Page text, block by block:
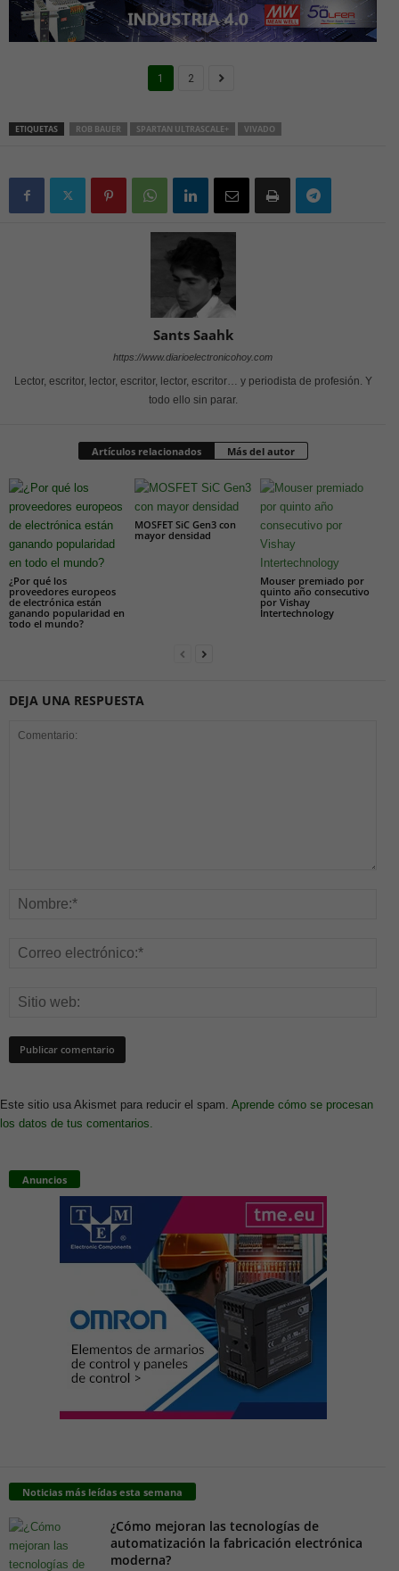
1 2
ETIQUETAS ROB BAUER SPARTAN ULTRASCALE+ VIVADO
Sants Saahk
https://www.diarioelectronicohoy.com
Lector, escritor, lector, escritor, lector, escritor… y periodista de profesión. Y
todo ello sin parar.
Artículos relacionados Más del autor
¿Por qué los
proveedores europeos
de electrónica están
ganando popularidad en
todo el mundo?
MOSFET SiC Gen3 con
mayor densidad
Mouser premiado por
quinto año consecutivo
por Vishay
Intertechnology
DEJA UNA RESPUESTA
Este sitio usa Akismet para reducir el spam. Aprende cómo se procesan
los datos de tus comentarios.
Anuncios
Noticias más leídas esta semana
¿Cómo mejoran las tecnologías de
automatización la fabricación electrónica
moderna?